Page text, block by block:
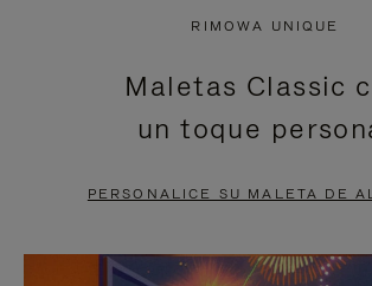
PAUSADO,
PULSE
PARA
ESTÁ
PULSE
ACTIVARLO.
RIMOWA UNIQUE
Maletas Classic
un toque
PERSONALICE SU MALETA DE